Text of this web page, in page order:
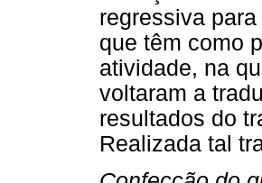
regressiva
que têm como
atividade, na
voltaram a
resultados do
Realizada tal